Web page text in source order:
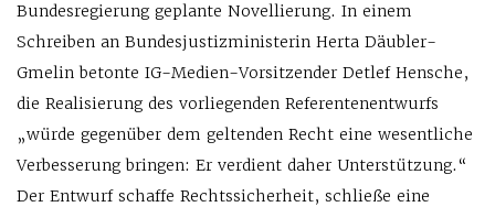
Bundesregierung geplante Novellierung. In einem
Schreiben an Bundesjustizministerin Herta Däubler-
Gmelin betonte IG-Medien-Vorsitzender Detlef Hensche,
die Realisierung des vorliegenden Referentenentwurfs
„würde gegenüber dem geltenden Recht eine wesentliche
Verbesserung bringen: Er verdient daher Unterstützung.“
Der Entwurf schaffe Rechtssicherheit, schließe eine